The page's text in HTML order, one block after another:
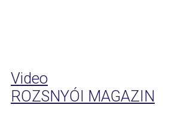
Video
ROZSNYÓI MAGAZIN